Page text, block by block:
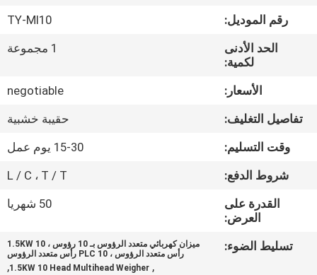
المصنع
الجودة
اتصل
رقم الموديل:
TY-MI10
الحد الأدنى
لكمية:
1 مجموعة
الأسعار:
negotiable
تفاصيل التغليف:
حقيبة خشبية
وقت التسليم:
15-30 يوم عمل
شروط الدفع:
L / C ، T / T
القدرة على
العرض:
50 شهريا
تسليط الضوء:
ميزان كهربائي متعدد الرؤوس بـ 10 رؤوس ، 1.5KW 10
رأس متعدد الرؤوس ، PLC 10 رأس متعدد الرؤوس
,
1.5KW 10 Head Multihead Weigher
,